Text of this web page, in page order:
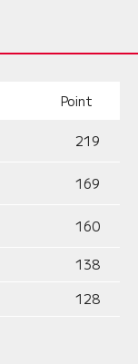
Point
219
169
160
138
128